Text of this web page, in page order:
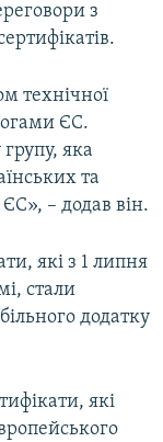
з
технічної
ЄС.
яка
та
ЄС», – додав він.
які з 1 липня
стали
додатку
які